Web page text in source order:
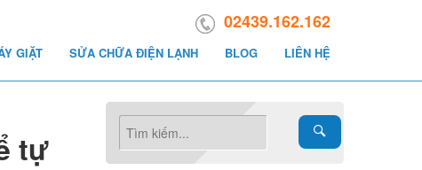
02439.162.162
GIẶT SỬA CHỮA ĐIỆN LẠNH BLOG LIÊN HỆ
tự